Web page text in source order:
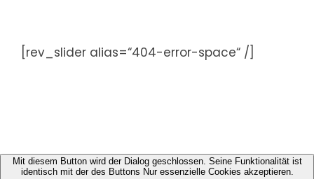
springen[rev_slider alias=“404-error-space“ /]
Mit diesem Button wird der Dialog geschlossen. Seine Funktionalität ist
identisch mit der des Buttons Nur essenzielle Cookies akzeptieren.